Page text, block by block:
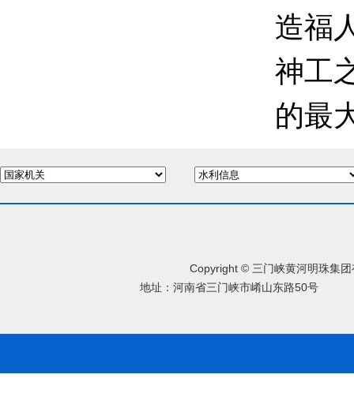
造福
神工
的最
Copyright © 三门峡黄河明珠集团
地址：河南省三门峡市崤山东路50号